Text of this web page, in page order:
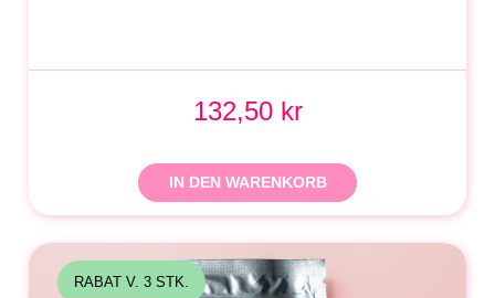
132,50 kr
IN DEN WARENKORB
RABAT V. 3 STK.